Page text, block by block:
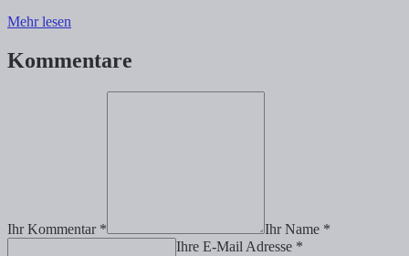
Mehr lesen
Kommentare
Ihr Kommentar *
Ihr Name *
Ihre E-Mail Adresse *